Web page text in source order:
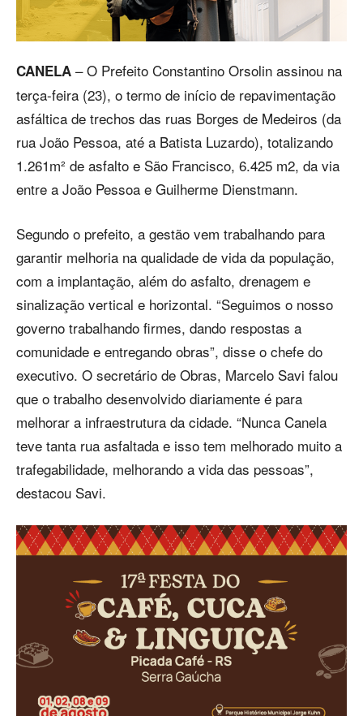
CANELA – O Prefeito Constantino Orsolin assinou na
terça-feira (23), o termo de início de repavimentação
asfáltica de trechos das ruas Borges de Medeiros (da
rua João Pessoa, até a Batista Luzardo), totalizando
1.261m² de asfalto e São Francisco, 6.425 m2, da via
entre a João Pessoa e Guilherme Dienstmann.
Segundo o prefeito, a gestão vem trabalhando para
garantir melhoria na qualidade de vida da população,
com a implantação, além do asfalto, drenagem e
sinalização vertical e horizontal. “Seguimos o nosso
governo trabalhando firmes, dando respostas a
comunidade e entregando obras”, disse o chefe do
executivo. O secretário de Obras, Marcelo Savi falou
que o trabalho desenvolvido diariamente é para
melhorar a infraestrutura da cidade. “Nunca Canela
teve tanta rua asfaltada e isso tem melhorado muito a
trafegabilidade, melhorando a vida das pessoas”,
destacou Savi.